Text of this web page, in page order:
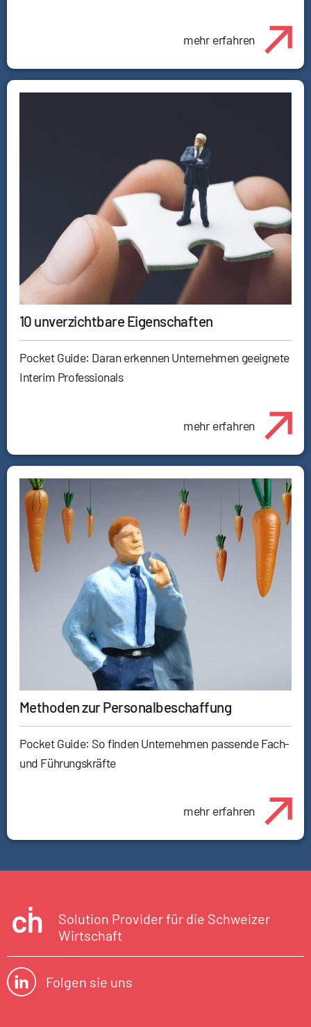
mehr erfahren
10 unverzichtbare Eigenschaften
Pocket Guide: Daran erkennen Unternehmen geeignete
Interim Professionals
mehr erfahren
Methoden zur Personalbeschaffung
Pocket Guide: So finden Unternehmen passende Fach-
und Führungskräfte
mehr erfahren
Solution Provider für die Schweizer
Wirtschaft
Folgen sie uns